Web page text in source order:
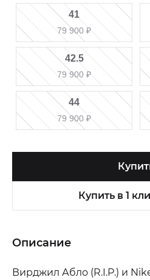
41
79 900 ₽
42.5
79 900 ₽
44
79 900 ₽
Купить в 1
Описание
Вирджил Абло (R.I.P.) и